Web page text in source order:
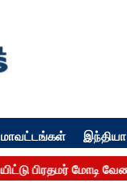
மாவட்டங்கள் இந்தியா